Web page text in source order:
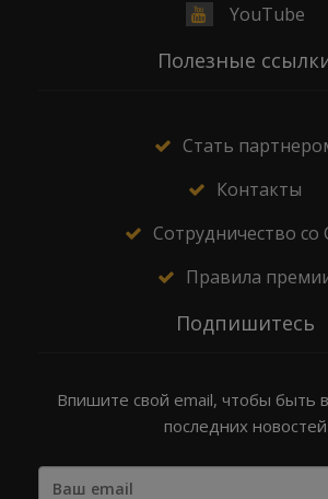
YouTube
Полезные
Стать
Контакты
Сотрудничество
Правила
Подпишитесь
Впишите свой email, чтобы быть
последних новостей